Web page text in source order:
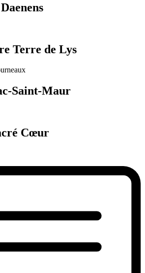
Terre de Lys
Saint-Maur
Cœur